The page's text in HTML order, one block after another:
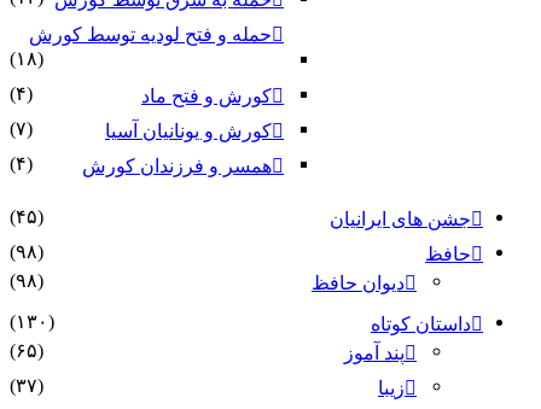
حمله و فتح لودیه توسط کورش
(۱۸)
کورش و فتح ماد
(۴)
کورش و یونانیان آسیا
(۷)
همسر و فرزندان کورش
(۴)
جشن های ایرانیان
(۴۵)
حافظ
(۹۸)
دیوان حافظ
(۹۸)
داستان کوتاه
(۱۳۰)
پند آموز
(۶۵)
زیبا
(۳۷)